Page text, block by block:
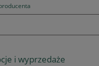
i wyprzedaże